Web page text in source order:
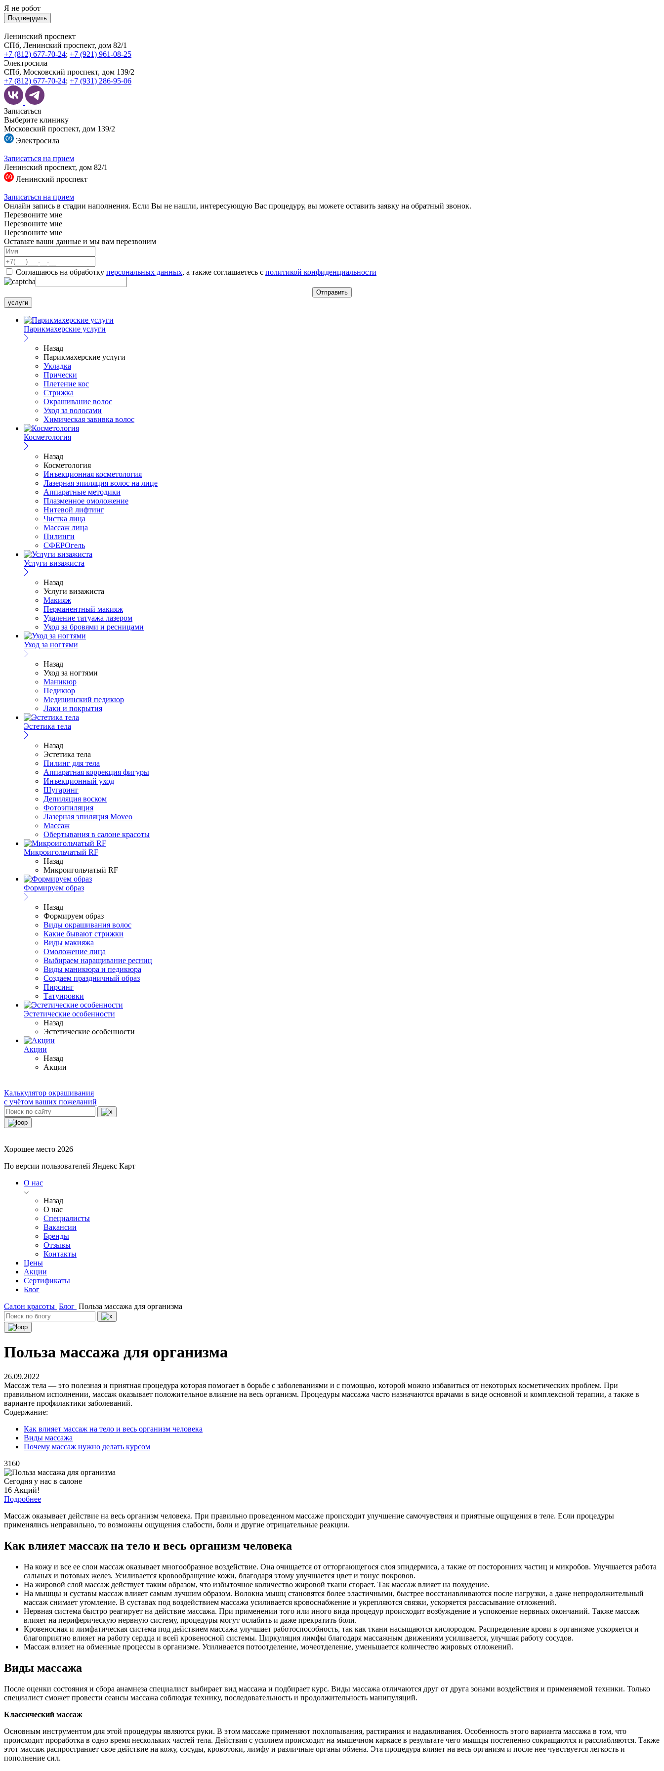
Я не робот
Подтвердить
Ленинский проспект
СПб, Ленинский проспект, дом 82/1
+7 (812) 677-70-24; +7 (921) 961-08-25
Электросила
СПб, Московский проспект, дом 139/2
+7 (812) 677-70-24; +7 (931) 286-95-06
Записаться
Выберите клинику
Московский проспект, дом 139/2
Электросила
Записаться на прием
Ленинский проспект, дом 82/1
Ленинский проспект
Записаться на прием
Онлайн запись в стадии наполнения. Если Вы не нашли, интересующую Вас процедуру, вы можете оставить заявку на обратный звонок.
Перезвоните мне
Перезвоните мне
Перезвоните мне
Оставьте ваши данные и мы вам перезвоним
Соглашаюсь на обработку персональных данных, а также соглашаетесь c политикой конфиденциальности
услуги
Парикмахерские услуги
Назад
Парикмахерские услуги
Укладка
Прически
Плетение кос
Стрижка
Окрашивание волос
Уход за волосами
Химическая завивка волос
Косметология
Назад
Косметология
Инъекционная косметология
Лазерная эпиляция волос на лице
Аппаратные методики
Плазменное омоложение
Нитевой лифтинг
Чистка лица
Массаж лица
Пилинги
СФЕРОгель
Услуги визажиста
Назад
Услуги визажиста
Макияж
Перманентный макияж
Удаление татуажа лазером
Уход за бровями и ресницами
Уход за ногтями
Назад
Уход за ногтями
Маникюр
Педикюр
Медицинский педикюр
Лаки и покрытия
Эстетика тела
Назад
Эстетика тела
Пилинг для тела
Аппаратная коррекция фигуры
Инъекционный уход
Шугаринг
Депиляция воском
Фотоэпиляция
Лазерная эпиляция Moveo
Массаж
Обертывания в салоне красоты
Микроигольчатый RF
Назад
Микроигольчатый RF
Формируем образ
Назад
Формируем образ
Виды окрашивания волос
Какие бывают стрижки
Виды макияжа
Омоложение лица
Выбираем наращивание ресниц
Виды маникюра и педикюра
Создаем праздничный образ
Пирсинг
Татуировки
Эстетические особенности
Назад
Эстетические особенности
Акции
Назад
Акции
Калькулятор окрашивания
с учётом ваших пожеланий
Хорошее место 2026
По версии пользователей Яндекс Карт
О нас
Назад
О нас
Специалисты
Вакансии
Бренды
Отзывы
Контакты
Цены
Акции
Сертификаты
Блог
Салон красоты Блог Польза массажа для организма
Польза массажа для организма
26.09.2022
Массаж тела — это полезная и приятная процедура которая помогает в борьбе с заболеваниями и с помощью, которой можно избавиться от некоторых косметических проблем. При
правильном исполнении, массаж оказывает положительное влияние на весь организм. Процедуры массажа часто назначаются врачами в виде основной и комплексной терапии, а также в
варианте профилактики заболеваний.
Содержание:
Как влияет массаж на тело и весь организм человека
Виды массажа
Почему массаж нужно делать курсом
3160
Сегодня у нас в салоне
16 Акций!
Подробнее
Массаж оказывает действие на весь организм человека. При правильно проведенном массаже происходит улучшение самочувствия и приятные ощущения в теле. Если процедуры
применялись неправильно, то возможны ощущения слабости, боли и другие отрицательные реакции.
Как влияет массаж на тело и весь организм человека
На кожу и все ее слои массаж оказывает многообразное воздействие. Она очищается от отторгающегося слоя эпидермиса, а также от посторонних частиц и микробов. Улучшается работа
сальных и потовых желез. Усиливается кровообращение кожи, благодаря этому улучшается цвет и тонус покровов.
На жировой слой массаж действует таким образом, что избыточное количество жировой ткани сгорает. Так массаж влияет на похудение.
На мышцы и суставы массаж влияет самым лучшим образом. Волокна мышц становятся более эластичными, быстрее восстанавливаются после нагрузки, а даже непродолжительный
массаж снимает утомление. В суставах под воздействием массажа усиливается кровоснабжение и укрепляются связки, ускоряется рассасывание отложений.
Нервная система быстро реагирует на действие массажа. При применении того или иного вида процедур происходит возбуждение и успокоение нервных окончаний. Также массаж
влияет на периферическую нервную систему, процедуры могут ослабить и даже прекратить боли.
Кровеносная и лимфатическая система под действием массажа улучшает работоспособность, так как ткани насыщаются кислородом. Распределение крови в организме ускоряется и
благоприятно влияет на работу сердца и всей кровеносной системы. Циркуляция лимфы благодаря массажным движениям усиливается, улучшая работу сосудов.
Массаж влияет на обменные процессы в организме. Усиливается потоотделение, мочеотделение, уменьшается количество жировых отложений.
Виды массажа
После оценки состояния и сбора анамнеза специалист выбирает вид массажа и подбирает курс. Виды массажа отличаются друг от друга зонами воздействия и применяемой техники. Только
специалист сможет провести сеансы массажа соблюдая технику, последовательность и продолжительность манипуляций.
Классический массаж
Основным инструментом для этой процедуры являются руки. В этом массаже применяют похлопывания, растирания и надавливания. Особенность этого варианта массажа в том, что
происходит проработка в одно время нескольких частей тела. Действия с усилием происходит на мышечном каркасе в результате чего мышцы постепенно сокращаются и расслабляются. Также
этот массаж распространяет свое действие на кожу, сосуды, кровотоки, лимфу и различные органы обмена. Эта процедура влияет на весь организм и после нее чувствуется легкость и
пополнение сил.